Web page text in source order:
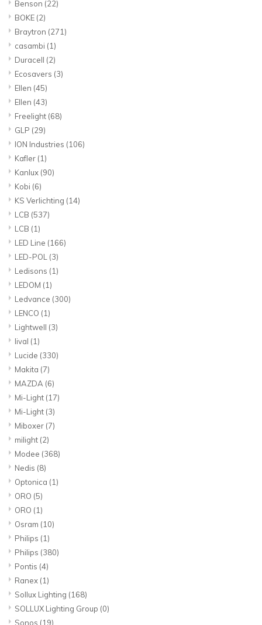
Benson (22)
BOKE (2)
Braytron (271)
casambi (1)
Duracell (2)
Ecosavers (3)
Ellen (45)
Ellen (43)
Freelight (68)
GLP (29)
ION Industries (106)
Kafler (1)
Kanlux (90)
Kobi (6)
KS Verlichting (14)
LCB (537)
LCB (1)
LED Line (166)
LED-POL (3)
Ledisons (1)
LEDOM (1)
Ledvance (300)
LENCO (1)
Lightwell (3)
lival (1)
Lucide (330)
Makita (7)
MAZDA (6)
Mi-Light (17)
Mi-Light (3)
Miboxer (7)
milight (2)
Modee (368)
Nedis (8)
Optonica (1)
ORO (5)
ORO (1)
Osram (10)
Philips (1)
Philips (380)
Pontis (4)
Ranex (1)
Sollux Lighting (168)
SOLLUX Lighting Group (0)
Sonos (19)